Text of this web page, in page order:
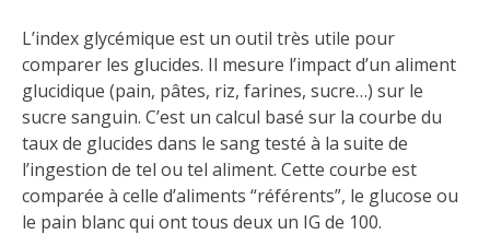
L’index glycémique est un outil très utile pour
comparer les glucides. Il mesure l’impact d’un aliment
glucidique (pain, pâtes, riz, farines, sucre…) sur le
sucre sanguin. C’est un calcul basé sur la courbe du
taux de glucides dans le sang testé à la suite de
l’ingestion de tel ou tel aliment. Cette courbe est
comparée à celle d’aliments “référents”, le glucose ou
le pain blanc qui ont tous deux un IG de 100.